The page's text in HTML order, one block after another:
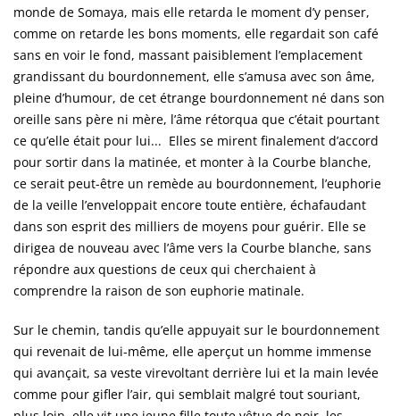
monde de Somaya, mais elle retarda le moment d’y penser,
comme on retarde les bons moments, elle regardait son café
sans en voir le fond, massant paisiblement l’emplacement
grandissant du bourdonnement, elle s’amusa avec son âme,
pleine d’humour, de cet étrange bourdonnement né dans son
oreille sans père ni mère, l’âme rétorqua que c’était pourtant
ce qu’elle était pour lui... Elles se mirent finalement d’accord
pour sortir dans la matinée, et monter à la Courbe blanche,
ce serait peut-être un remède au bourdonnement, l’euphorie
de la veille l’enveloppait encore toute entière, échafaudant
dans son esprit des milliers de moyens pour guérir. Elle se
dirigea de nouveau avec l’âme vers la Courbe blanche, sans
répondre aux questions de ceux qui cherchaient à
comprendre la raison de son euphorie matinale.
Sur le chemin, tandis qu’elle appuyait sur le bourdonnement
qui revenait de lui-même, elle aperçut un homme immense
qui avançait, sa veste virevoltant derrière lui et la main levée
comme pour gifler l’air, qui semblait malgré tout souriant,